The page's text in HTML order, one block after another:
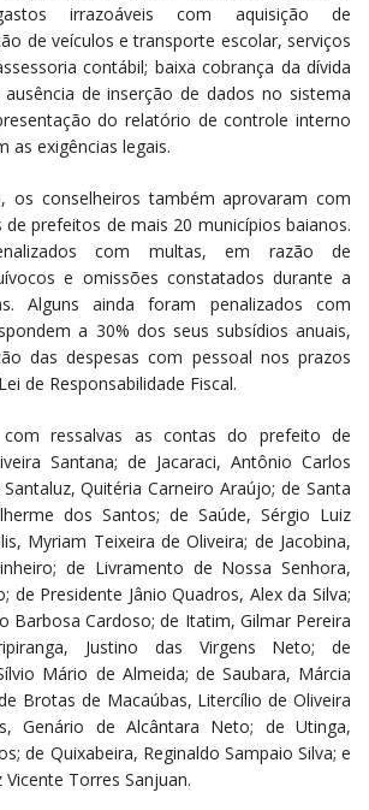
irrazoáveis com aquisição de
de veículos e transporte escolar, serviços
contábil; baixa cobrança da dívida
de inserção de dados no sistema
do relatório de controle interno
as exigências legais.
os conselheiros também aprovaram com
de prefeitos de mais 20 municípios baianos.
com multas, em razão de
e omissões constatados durante a
Alguns ainda foram penalizados com
a 30% dos seus subsídios anuais,
das despesas com pessoal nos prazos
de Responsabilidade Fiscal.
com ressalvas as contas do prefeito de
Santana; de Jacaraci, Antônio Carlos
Quitéria Carneiro Araújo; de Santa
dos Santos; de Saúde, Sérgio Luiz
Myriam Teixeira de Oliveira; de Jacobina,
de Livramento de Nossa Senhora,
de Presidente Jânio Quadros, Alex da Silva;
Barbosa Cardoso; de Itatim, Gilmar Pereira
Justino das Virgens Neto; de
Mário de Almeida; de Saubara, Márcia
Brotas de Macaúbas, Litercílio de Oliveira
Genário de Alcântara Neto; de Utinga,
de Quixabeira, Reginaldo Sampaio Silva; e
Torres Sanjuan.